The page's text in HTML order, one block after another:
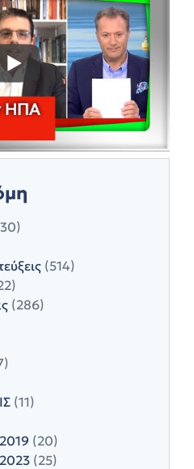
(514)
(286)
(11)
(20)
(25)